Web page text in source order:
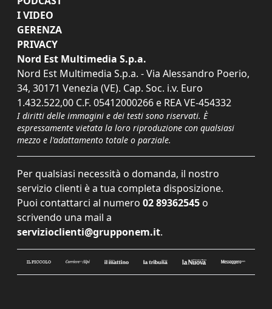
I VIDEO
GERENZA
PRIVACY
Nord Est Multimedia S.p.a.
Nord Est Multimedia S.p.a. - Via Alessandro Poerio,
34, 30171 Venezia (VE). Cap. Soc. i.v. Euro
1.432.522,00 C.F. 05412000266 e REA VE-454332
I diritti delle immagini e dei testi sono riservati. È
espressamente vietata la loro riproduzione con qualsiasi
mezzo e l'adattamento totale o parziale.
Per qualsiasi necessità o domanda, il nostro
servizio clienti è a tua completa disposizione.
Puoi contattarci al numero 02 89362545 o
scrivendo una mail a
servizioclienti@grupponem.it.